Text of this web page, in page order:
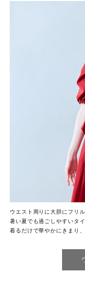
ウエスト周りに大胆にフリ
暑い夏でも過ごしやすいタ
着るだけで華やかにきまり